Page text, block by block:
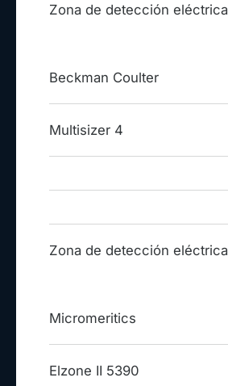
Zona de detección eléctrica
Beckman Coulter
Multisizer 4
Zona de detección eléctrica
Micromeritics
Elzone II 5390